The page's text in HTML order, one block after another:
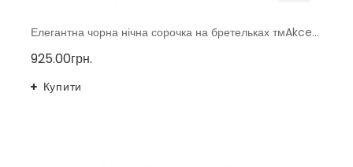
Елегантна чорна нічна сорочка на бретельках тмAkcent, Польща р.40-48
925.00грн.
Купити